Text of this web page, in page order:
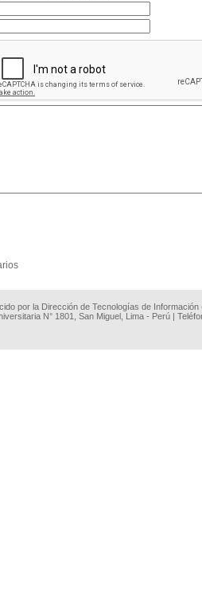
por la Dirección de Tecnologías de
N° 1801, San Miguel, Lima - Perú |